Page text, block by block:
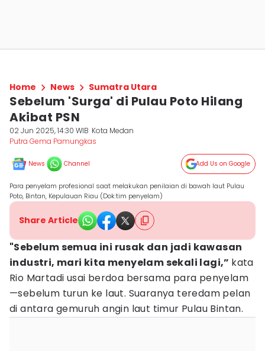
Home News Sumatra Utara
Sebelum 'Surga' di Pulau Poto Hilang
Akibat PSN
02 Jun 2025, 14:30 WIB Kota Medan
Putra Gema Pamungkas
News Channel Add Us on Google
Para penyelam profesional saat melakukan penilaian di bawah laut Pulau
Poto, Bintan, Kepulauan Riau (Dok:tim penyelam)
Share Article
"Sebelum semua ini rusak dan jadi kawasan
industri, mari kita menyelam sekali lagi,” kata
Rio Martadi usai berdoa bersama para penyelam
—sebelum turun ke laut. Suaranya teredam pelan
di antara gemuruh angin laut timur Pulau Bintan.